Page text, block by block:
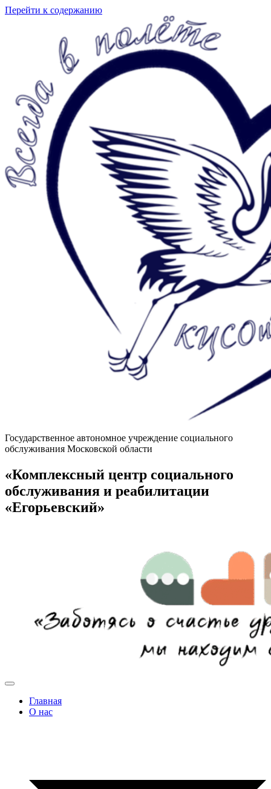
Перейти к содержанию
Государственное автономное учреждение социального
обслуживания Московской области
«Комплексный центр социального
обслуживания и реабилитации
«Егорьевский»
Главная
О нас